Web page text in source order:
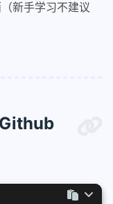
新手学习不建议